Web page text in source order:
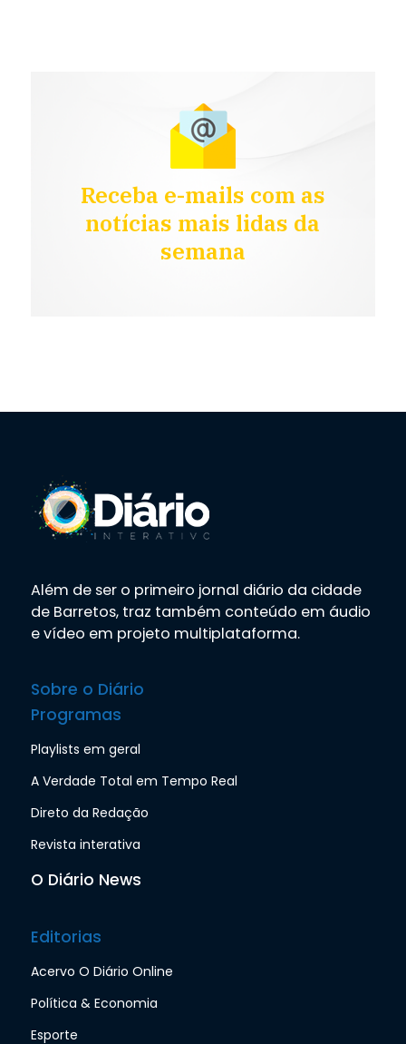
Receba e-mails com as
notícias mais lidas da
semana
Além de ser o primeiro jornal diário da cidade
de Barretos, traz também conteúdo em áudio
e vídeo em projeto multiplataforma.
Sobre o Diário
Programas
Playlists em geral
A Verdade Total em Tempo Real
Direto da Redação
Revista interativa
O Diário News
Editorias
Acervo O Diário Online
Política & Economia
Esporte